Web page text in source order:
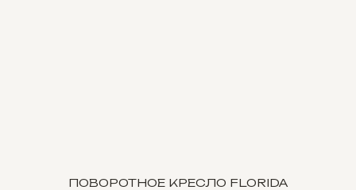
ПОВОРОТНОЕ КРЕСЛО FLORIDA